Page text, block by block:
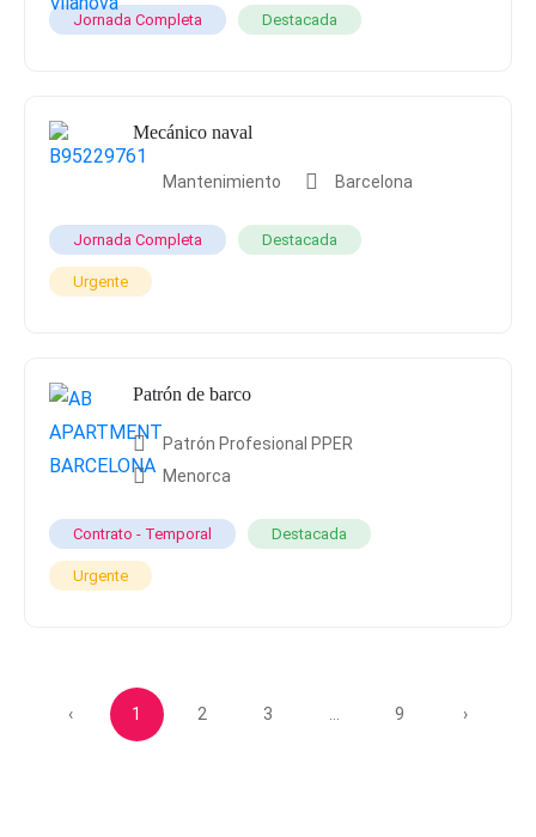
Jornada Completa Destacada
Mecánico naval
Mantenimiento Barcelona
Jornada Completa Destacada
Urgente
Patrón de barco
Patrón Profesional PPER
Menorca
Contrato - Temporal Destacada
Urgente
‹ 1 2 3 9 ›